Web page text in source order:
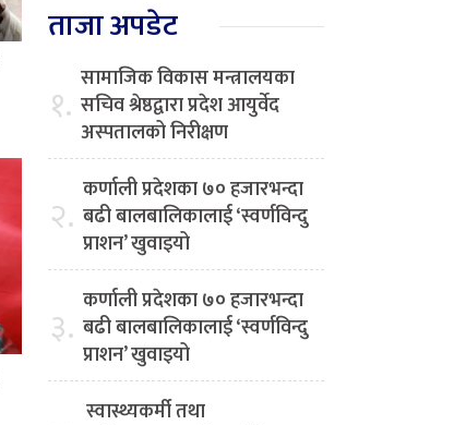
ताजा अपडेट
१. सामाजिक विकास मन्त्रालयका
सचिव श्रेष्ठद्वारा प्रदेश आयुर्वेद
अस्पतालको निरीक्षण
२. कर्णाली प्रदेशका ७० हजारभन्दा
बढी बालबालिकालाई ‘स्वर्णविन्दु
प्राशन’ खुवाइयो
३. कर्णाली प्रदेशका ७० हजारभन्दा
बढी बालबालिकालाई ‘स्वर्णविन्दु
प्राशन’ खुवाइयो
स्वास्थ्यकर्मी तथा